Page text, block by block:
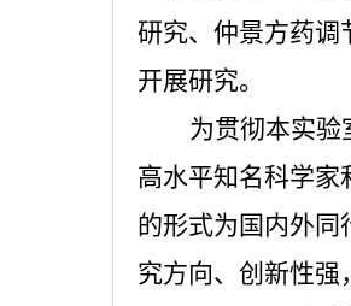
研究、仲景方药调
开展研究。
为贯彻本实验
高水平知名科学家
的形式为国内外同
究方向、创新性强